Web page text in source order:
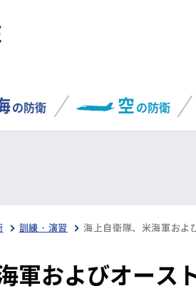
の防衛 空の防衛
訓練・演習
軍およびオース